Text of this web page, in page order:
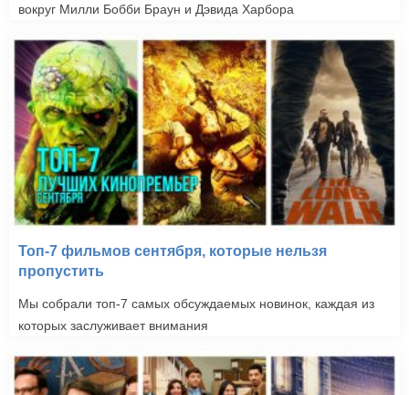
вокруг Милли Бобби Браун и Дэвида Харбора
Топ-7 фильмов сентября, которые нельзя
пропустить
Мы собрали топ-7 самых обсуждаемых новинок, каждая из
которых заслуживает внимания